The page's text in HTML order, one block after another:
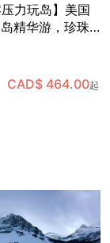
力玩岛】美国
精华游，珍珠
CAD$ 464.00起